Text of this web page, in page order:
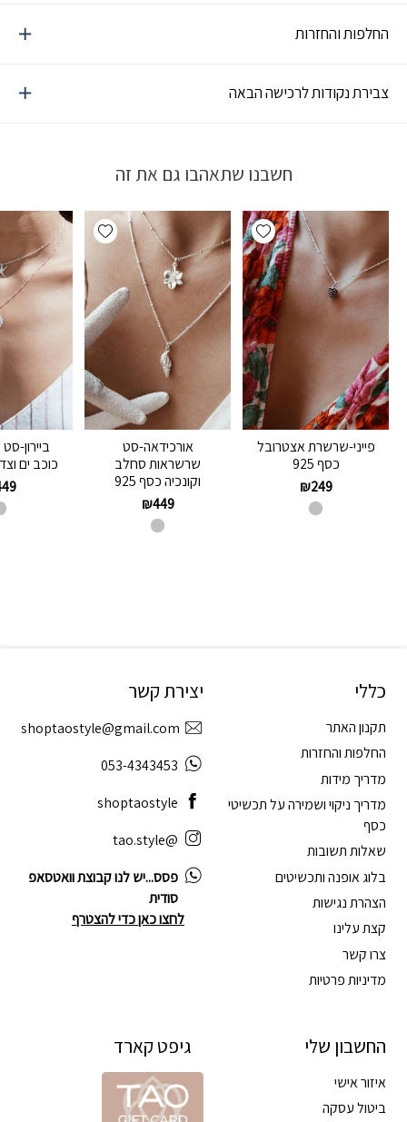
החלפות והחזרות
צבירת נקודות לרכישה הבאה
חשבנו שתאהבו גם את זה
Add wishlist
פייני-שרשרת אצטרובל
כסף 925
₪249
Add wishlist
אורכידאה-סט
שרשראות סחלב
וקונכיה כסף 925
₪449
ביירון-
כוכב ים
כללי
תקנון האתר
החלפות והחזרות
מדריך מידות
מדריך ניקוי ושמירה על תכשיטי
כסף
שאלות תשובות
בלוג אופנה ותכשיטים
הצהרת נגישות
קצת עלינו
צרו קשר
מדיניות פרטיות
החשבון שלי
איזור אישי
ביטול עסקה
יצירת קשר
shoptaostyle@gmail.com
053-4343453
shoptaostyle
@tao.style
פסס...יש לנו קבוצת וואטסאפ
סודית
לחצו כאן כדי להצטרף
גיפט קארד